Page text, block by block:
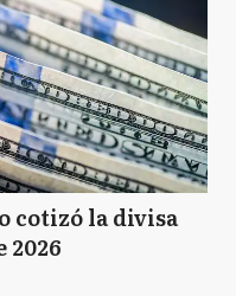
cotizó la divisa
2026